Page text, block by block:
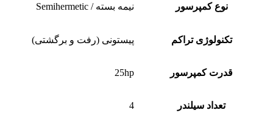
نوع کمپرسور نیمه بسته / Semihermetic
تکنولوژی تراکم پیستونی (رفت و برگشتی)
قدرت کمپرسور 25hp
تعداد سیلندر 4